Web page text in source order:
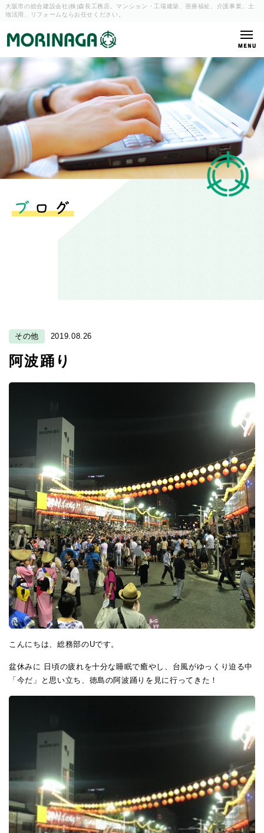
大阪市の総合建設会社(株)森長工務店。マンション・工場建築、
医療福祉、介護事業、土
地活用、リフォームならお任せください。
その他 2019.08.26
阿波踊り
こんにちは、総務部のUです。
盆休みに 日頃の疲れを十分な睡眠で癒やし、台風がゆっくり迫る中
「今だ」と思い立ち、徳島の阿波踊りを見に行ってきた！